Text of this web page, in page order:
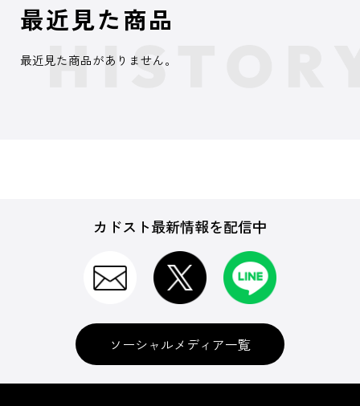
最近見た商品
最近見た商品がありません。
カドスト最新情報を配信中
ソーシャルメディア一覧